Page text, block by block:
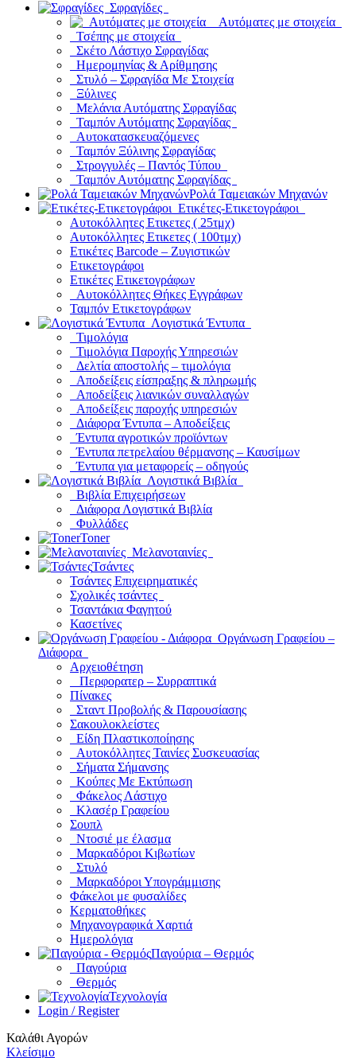
Σφραγίδες
Αυτόματες με στοιχεία
Τσέπης με στοιχεία
Σκέτο Λάστιχο Σφραγίδας
Ημερομηνίας & Αρίθμησης
Στυλό – Σφραγίδα Με Στοιχεία
Ξύλινες
Μελάνια Αυτόματης Σφραγίδας
Ταμπόν Αυτόματης Σφραγίδας
Αυτοκατασκευαζόμενες
Ταμπόν Ξύλινης Σφραγίδας
Στρογγυλές – Παντός Τύπου
Ταμπόν Αυτόματης Σφραγίδας
Ρολά Ταμειακών Μηχανών
Ετικέτες-Ετικετογράφοι
Αυτοκόλλητες Ετικετες ( 25τμχ)
Αυτοκόλλητες Ετικετες ( 100τμχ)
Ετικέτες Barcode – Ζυγιστικών
Ετικετογράφοι
Ετικέτες Ετικετογράφων
Αυτοκόλλητες Θήκες Εγγράφων
Ταμπόν Ετικετογράφων
Λογιστικά Έντυπα
Τιμολόγια
Τιμολόγια Παροχής Υπηρεσιών
Δελτία αποστολής – τιμολόγια
Αποδείξεις είσπραξης & πληρωμής
Αποδείξεις λιανικών συναλλαγών
Αποδείξεις παροχής υπηρεσιών
Διάφορα Έντυπα – Αποδείξεις
Έντυπα αγροτικών προϊόντων
Έντυπα πετρελαίου θέρμανσης – Καυσίμων
Έντυπα για μεταφορείς – οδηγούς
Λογιστικά Βιβλία
Βιβλία Επιχειρήσεων
Διάφορα Λογιστικά Βιβλία
Φυλλάδες
Toner
Μελανοταινίες
Τσάντες
Τσάντες Επιχειρηματικές
Σχολικές τσάντες
Τσαντάκια Φαγητού
Κασετίνες
Οργάνωση Γραφείου –
Διάφορα
Αρχειοθέτηση
Περφορατερ – Συρραπτικά
Πίνακες
Σταντ Προβολής & Παρουσίασης
Σακουλοκλείστες
Είδη Πλαστικοποίησης
Αυτοκόλλητες Ταινίες Συσκευασίας
Σήματα Σήμανσης
Κούπες Με Εκτύπωση
Φάκελος Λάστιχο
Κλασέρ Γραφείου
Σουπλ
Ντοσιέ με έλασμα
Μαρκαδόροι Κιβωτίων
Στυλό
Μαρκαδόροι Υπογράμμισης
Φάκελοι με φυσαλίδες
Κερματοθήκες
Μηχανογραφικά Χαρτιά
Ημερολόγια
Παγούρια – Θερμός
Παγούρια
Θερμός
Τεχνολογία
Login / Register
Καλάθι Αγορών
Κλείσιμο